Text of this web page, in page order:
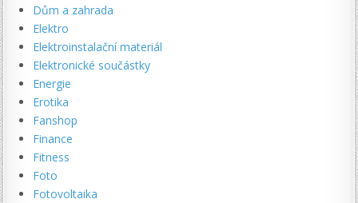
Dům a zahrada
Elektro
Elektroinstalační materiál
Elektronické součástky
Energie
Erotika
Fanshop
Finance
Fitness
Foto
Fotovoltaika